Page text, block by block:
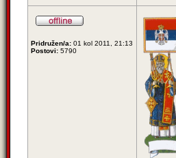
Pridružen/a: 01 kol 2011, 21:13
Postovi: 5790